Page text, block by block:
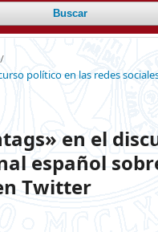
Buscar
/
político en las redes
en el
español
Twitter